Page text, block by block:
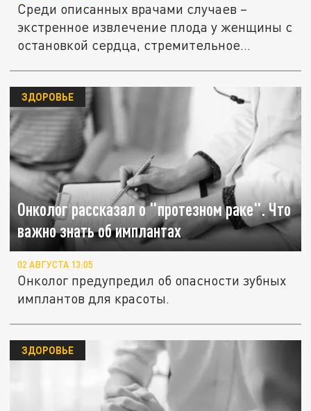
Среди описанных врачами случаев –
экстренное извлечение плода у женщины с
остановкой сердца, стремительное...
Онколог рассказал о "протезном раке". Что
важно знать об имплантах
ЗДОРОВЬЕ
02 АВГУСТА 13:05
Онколог предупредил об опасности зубных
имплантов для красоты.
ЗДОРОВЬЕ